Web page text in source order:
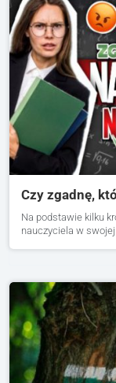
Czy zgadnę,
Na podstawie kilku
nauczyciela w